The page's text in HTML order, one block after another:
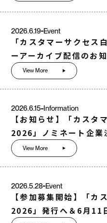
2026.6.19 Event
「カスタマーサクセス
ーアーカイブ配信のお
View More
2026.6.15 Information
【お知らせ】「カスタ
2026」ノミネート企業
View More
2026.5.28 Event
【参加募集開始】「カ
2026」発行へ＆6月11